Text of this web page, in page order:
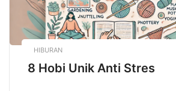
HIBURAN
8 Hobi Unik Anti Stres